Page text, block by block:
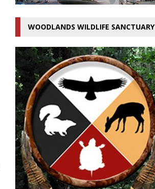
WOODLANDS WILDLIFE SANCTUARY